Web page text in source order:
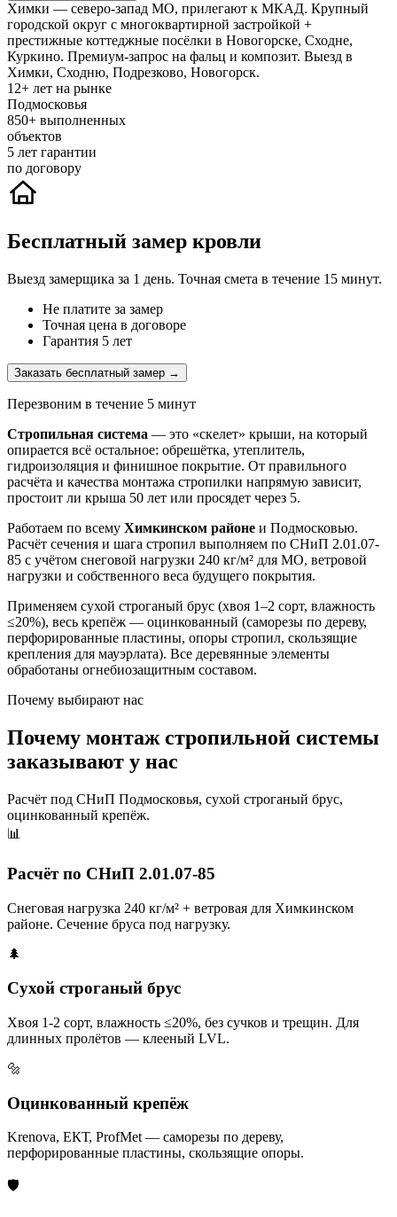
Химки — северо-запад МО, прилегают к МКАД. Крупный
городской округ с многоквартирной застройкой +
престижные коттеджные посёлки в Новогорске, Сходне,
Куркино. Премиум-запрос на фальц и композит. Выезд в
Химки, Сходню, Подрезково, Новогорск.
12+ лет на рынке
Подмосковья
850+ выполненных
объектов
5 лет гарантии
по договору
Бесплатный замер кровли
Выезд замерщика за 1 день. Точная смета в течение 15 минут.
Не платите за замер
Точная цена в договоре
Гарантия 5 лет
Заказать бесплатный замер →
Перезвоним в течение 5 минут
Стропильная система — это «скелет» крыши, на который
опирается всё остальное: обрешётка, утеплитель,
гидроизоляция и финишное покрытие. От правильного
расчёта и качества монтажа стропилки напрямую зависит,
простоит ли крыша 50 лет или просядет через 5.
Работаем по всему Химкинском районе и Подмосковью.
Расчёт сечения и шага стропил выполняем по СНиП 2.01.07-
85 с учётом снеговой нагрузки 240 кг/м² для МО, ветровой
нагрузки и собственного веса будущего покрытия.
Применяем сухой строганый брус (хвоя 1–2 сорт, влажность
≤20%), весь крепёж — оцинкованный (саморезы по дереву,
перфорированные пластины, опоры стропил, скользящие
крепления для мауэрлата). Все деревянные элементы
обработаны огнебиозащитным составом.
Почему выбирают нас
Почему монтаж стропильной системы
заказывают у нас
Расчёт под СНиП Подмосковья, сухой строганый брус,
оцинкованный крепёж.
📊
Расчёт по СНиП 2.01.07-85
Снеговая нагрузка 240 кг/м² + ветровая для Химкинском
районе. Сечение бруса под нагрузку.
🌲
Сухой строганый брус
Хвоя 1-2 сорт, влажность ≤20%, без сучков и трещин. Для
длинных пролётов — клееный LVL.
🔩
Оцинкованный крепёж
Krenova, ЕКТ, ProfMet — саморезы по дереву,
перфорированные пластины, скользящие опоры.
🛡️